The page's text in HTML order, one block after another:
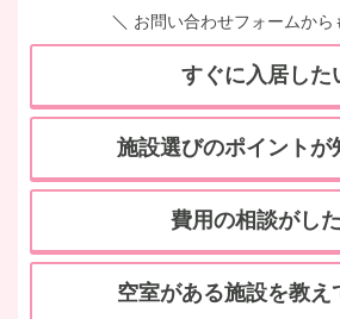
お問い合わせフォームから
すぐに入居した
施設選びのポイントが
費用の相談がし
空室がある施設を教え